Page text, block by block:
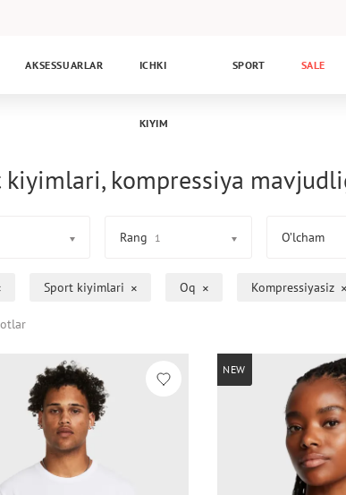
AKSESSUARLAR ICHKI
KIYIM
SPORT SALE
kompressiya
Rang 1 O’lcham
Sport kiyimlari Oq Kompressiyasiz
NEW